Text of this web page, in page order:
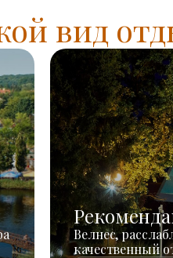
вид
Велнес,
качественный